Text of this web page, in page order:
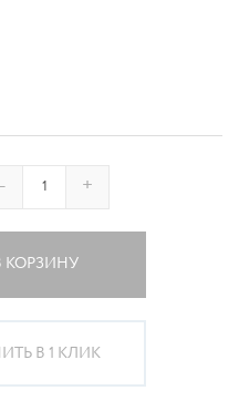
+
КОРЗИНУ
В 1 КЛИК